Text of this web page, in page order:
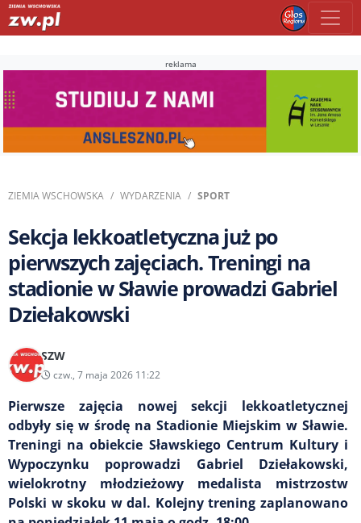
reklama
ZIEMIA WSCHOWSKA WYDARZENIA SPORT
Sekcja lekkoatletyczna już po
pierwszych zajęciach. Treningi na
stadionie w Sławie prowadzi Gabriel
Dziełakowski
SZW
czw., 7 maja 2026 11:22
Pierwsze zajęcia nowej sekcji lekkoatletycznej
odbyły się w środę na Stadionie Miejskim w Sławie.
Treningi na obiekcie Sławskiego Centrum Kultury i
Wypoczynku poprowadzi Gabriel Dziełakowski,
wielokrotny młodzieżowy medalista mistrzostw
Polski w skoku w dal. Kolejny trening zaplanowano